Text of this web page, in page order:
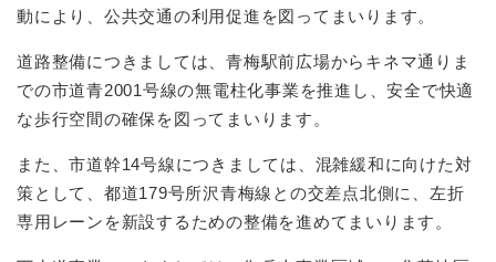
動により、公共交通の利用促進を図ってまいります。
道路整備につきましては、青梅駅前広場からキネマ通りま
での市道青2001号線の無電柱化事業を推進し、安全で快適
な歩行空間の確保を図ってまいります。
また、市道幹14号線につきましては、混雑緩和に向けた対
策として、都道179号所沢青梅線との交差点北側に、左折
専用レーンを新設するための整備を進めてまいります。